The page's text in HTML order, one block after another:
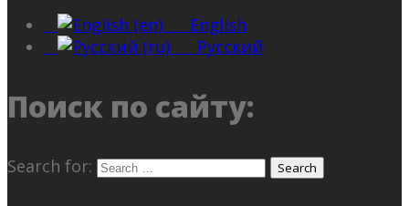
English
Русский
Поиск по сайту:
Search for: